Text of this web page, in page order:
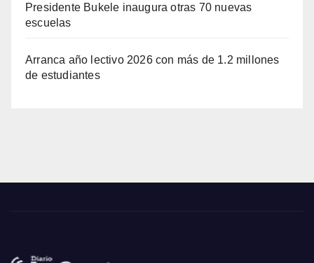
Presidente Bukele inaugura otras 70 nuevas
escuelas
Arranca año lectivo 2026 con más de 1.2 millones
de estudiantes